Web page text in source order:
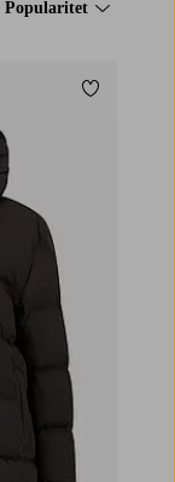
Popularitet
Tilføj til